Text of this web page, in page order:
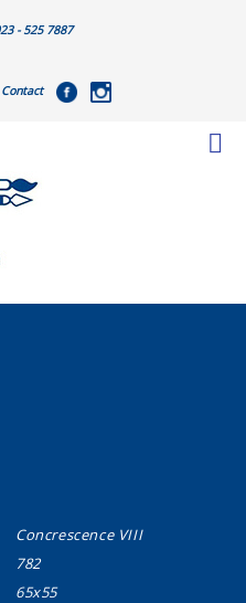
- 525 7887
Contact
Concrescence VIII
782
65x55